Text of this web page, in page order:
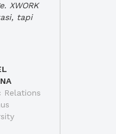
XWORK
tapi
Relations